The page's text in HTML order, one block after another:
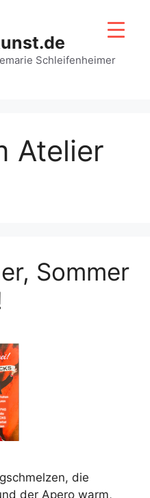
Schleifenheimer
Atelier
Sommer
die
der Apero warm,